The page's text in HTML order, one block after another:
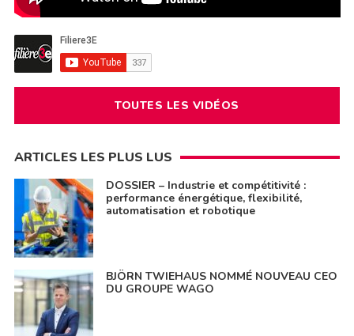
TOUTES LES VIDÉOS
ARTICLES LES PLUS LUS
DOSSIER – Industrie et compétitivité :
performance énergétique, flexibilité,
automatisation et robotique
BJÖRN TWIEHAUS NOMMÉ NOUVEAU CEO
DU GROUPE WAGO